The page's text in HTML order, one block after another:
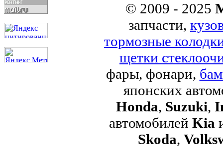
© 2009 - 2025
запчасти,
тормозные
щетки
фары, фонари,
японских
Honda, Suzuki,
автомобилей Kia
Skoda,